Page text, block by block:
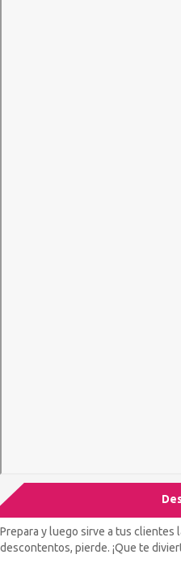
Prepara y luego sirve a tus clientes
descontentos, pierde. ¡Que te